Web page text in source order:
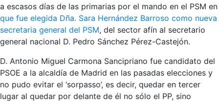
a escasos días de las primarias por el mando en el PSM en
que fue elegida Dña. Sara Hernández Barroso como nueva
secretaria general del PSM, del sector afín al secretario
general nacional D. Pedro Sánchez Pérez-Castejón.
D. Antonio Miguel Carmona Sancipriano fue candidato del
PSOE a la alcaldía de Madrid en las pasadas elecciones y
no pudo evitar el ‘sorpasso’, es decir, quedar en tercer
lugar al quedar por delante de él no sólo el PP, sino